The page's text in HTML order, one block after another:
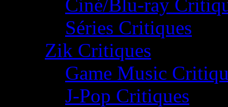
Ciné/Blu-ray
Séries Critiques
Zik Critiques
Game Music
J-Pop Critiques